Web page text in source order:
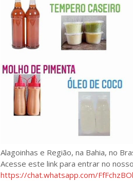
Alagoinhas e Região, na Bahia, no
Acesse este link para entrar no
https://chat.whatsapp.com/